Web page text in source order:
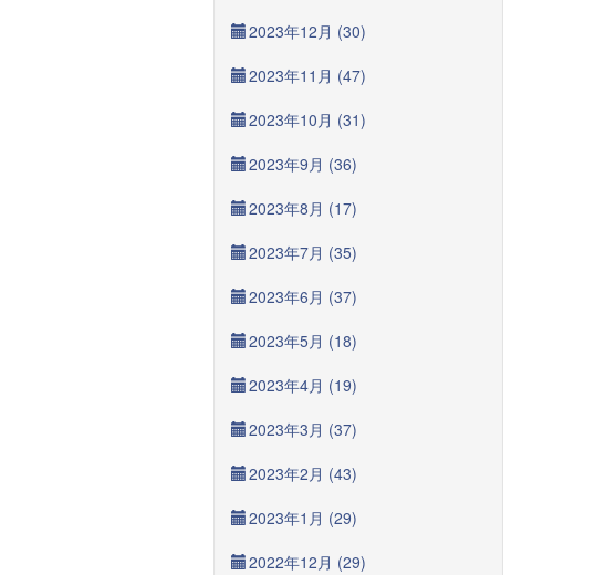
2023年12月 (30)
2023年11月 (47)
2023年10月 (31)
2023年9月 (36)
2023年8月 (17)
2023年7月 (35)
2023年6月 (37)
2023年5月 (18)
2023年4月 (19)
2023年3月 (37)
2023年2月 (43)
2023年1月 (29)
2022年12月 (29)